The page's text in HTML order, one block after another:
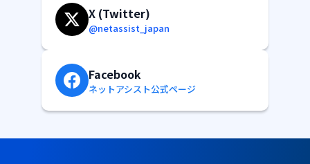
X (Twitter)
@netassist_japan
Facebook
ネットアシスト公式ページ